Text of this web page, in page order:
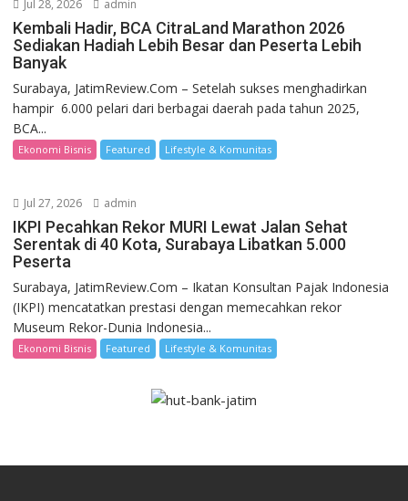
Jul 28, 2026 admin
Kembali Hadir, BCA CitraLand Marathon 2026
Sediakan Hadiah Lebih Besar dan Peserta Lebih
Banyak
Surabaya, JatimReview.Com – Setelah sukses menghadirkan
hampir 6.000 pelari dari berbagai daerah pada tahun 2025,
BCA...
Ekonomi Bisnis Featured Lifestyle & Komunitas
Jul 27, 2026 admin
IKPI Pecahkan Rekor MURI Lewat Jalan Sehat
Serentak di 40 Kota, Surabaya Libatkan 5.000
Peserta
Surabaya, JatimReview.Com – Ikatan Konsultan Pajak Indonesia
(IKPI) mencatatkan prestasi dengan memecahkan rekor
Museum Rekor-Dunia Indonesia...
Ekonomi Bisnis Featured Lifestyle & Komunitas